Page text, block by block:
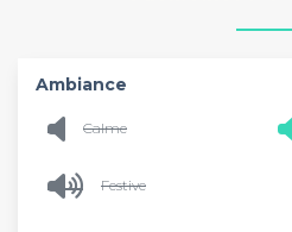
Ambiance
Calme
Festive